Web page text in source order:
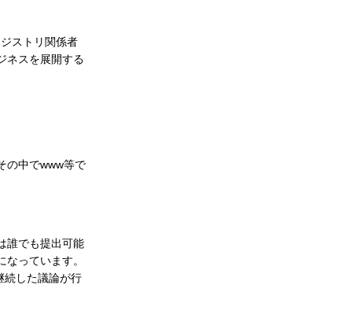
ストリ関係者
ネスを展開する
の中でwww等で
誰でも提出可能
っています。
続した議論が行